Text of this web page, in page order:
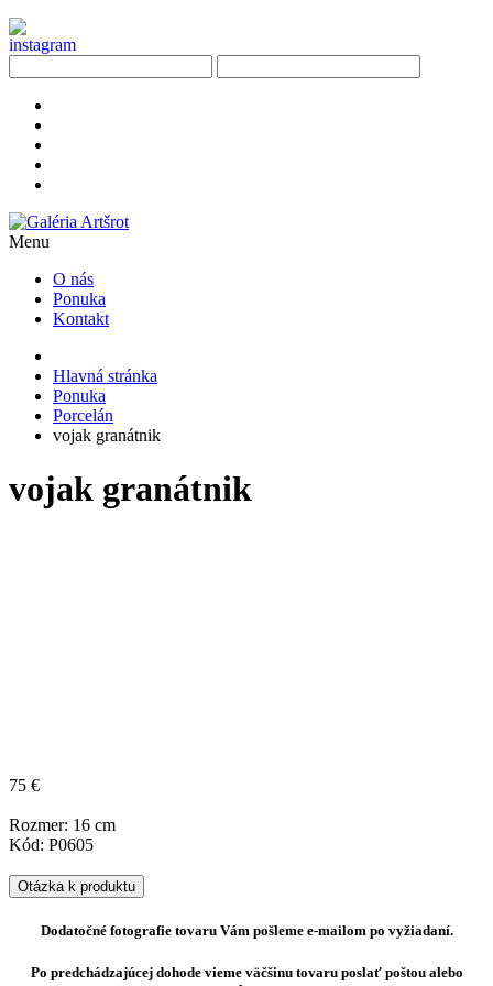
Menu
O nás
Ponuka
Kontakt
Hlavná stránka
Ponuka
Porcelán
vojak granátnik
vojak granátnik
75 €
Rozmer: 16 cm
Kód: P0605
Otázka k produktu
Dodatočné fotografie tovaru Vám pošleme e-mailom po vyžiadaní.
Po predchádzajúcej dohode vieme väčšinu tovaru poslať poštou alebo